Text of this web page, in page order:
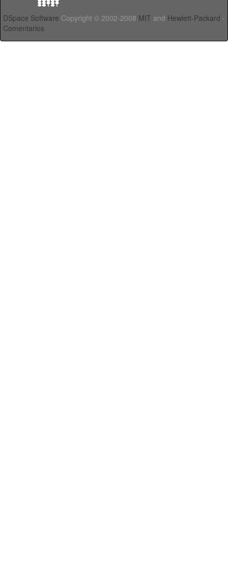
DSpace Software Copyright © 2002-2008 MIT and Hewlett-Packard -
Comentarios